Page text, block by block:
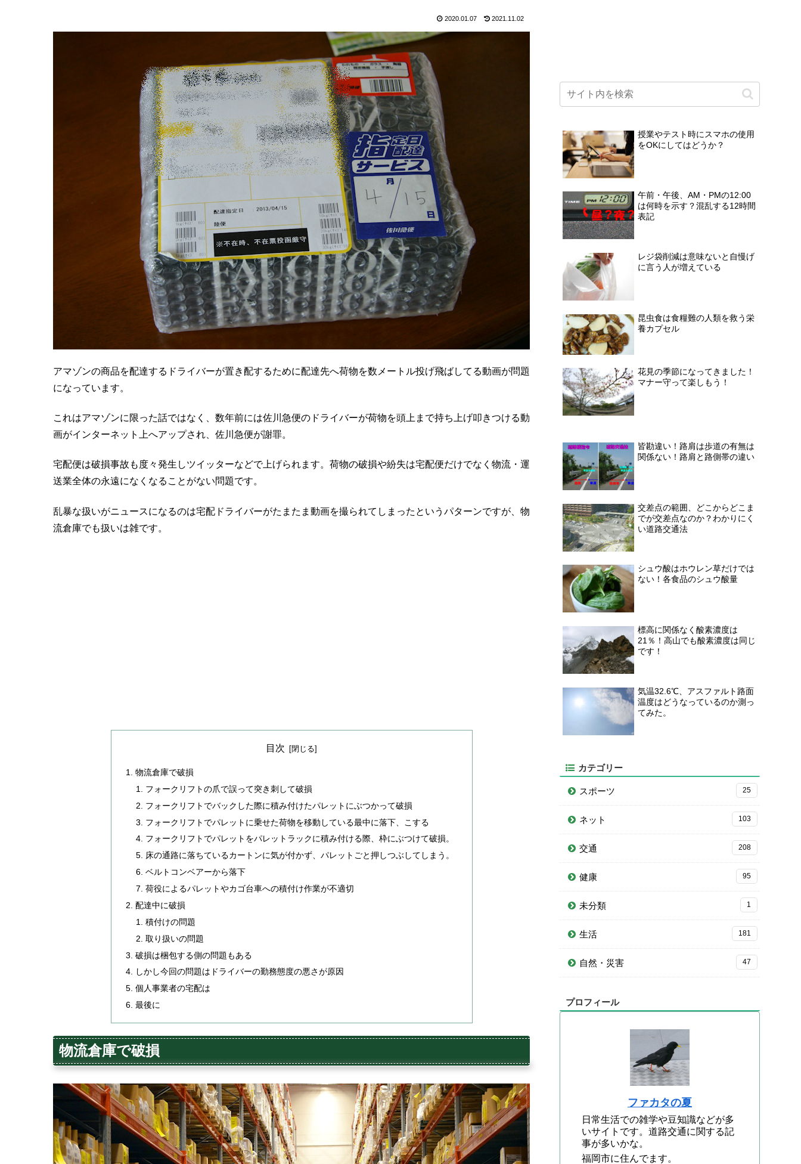
2020.01.07 2021.11.02
アマゾンの商品を配達するドライバーが置き配するために配達先へ荷物を数メートル投げ飛ばしてる動画が問題
になっています。
これはアマゾンに限った話ではなく、数年前には佐川急便のドライバーが荷物を頭上まで持ち上げ叩きつける動
画がインターネット上へアップされ、佐川急便が謝罪。
宅配便は破損事故も度々発生しツイッターなどで上げられます。荷物の破損や紛失は宅配便だけでなく物流・運
送業全体の永遠になくなることがない問題です。
乱暴な扱いがニュースになるのは宅配ドライバーがたまたま動画を撮られてしまったというパターンですが、物
流倉庫でも扱いは雑です。
目次
物流倉庫で破損
フォークリフトの爪で誤って突き刺して破損
フォークリフトでバックした際に積み付けたパレットにぶつかって破損
フォークリフトでパレットに乗せた荷物を移動している最中に落下、こする
フォークリフトでパレットをパレットラックに積み付ける際、枠にぶつけて破損。
床の通路に落ちているカートンに気が付かず、パレットごと押しつぶしてしまう。
ベルトコンベアーから落下
荷役によるパレットやカゴ台車への積付け作業が不適切
配達中に破損
積付けの問題
取り扱いの問題
破損は梱包する側の問題もある
しかし今回の問題はドライバーの勤務態度の悪さが原因
個人事業者の宅配は
最後に
物流倉庫で破損
授業やテスト時にスマホの使用
をOKにしてはどうか？
午前・午後、AM・PMの12:00
は何時を示す？混乱する12時間
表記
レジ袋削減は意味ないと自慢げ
に言う人が増えている
昆虫食は食糧難の人類を救う栄
養カプセル
花見の季節になってきました！
マナー守って楽しもう！
皆勘違い！路肩は歩道の有無は
関係ない！路肩と路側帯の違い
交差点の範囲、どこからどこま
でが交差点なのか？わかりにく
い道路交通法
シュウ酸はホウレン草だけでは
ない！各食品のシュウ酸量
標高に関係なく酸素濃度は
21％！高山でも酸素濃度は同じ
です！
気温32.6℃、アスファルト路面
温度はどうなっているのか測っ
てみた。
カテゴリー
スポーツ 25
ネット 103
交通 208
健康 95
未分類 1
生活 181
自然・災害 47
プロフィール
ファカタの夏
日常生活での雑学や豆知識などが多
いサイトです。道路交通に関する記
事が多いかな。
福岡市に住んでます。